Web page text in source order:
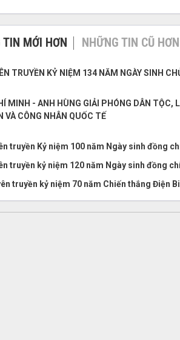
TIN MỚI HƠN NHỮNG TIN CŨ HƠN
TRUYỀN KỶ NIỆM 134 NĂM NGÀY SINH
MINH - ANH HÙNG GIẢI PHÓNG DÂN TỘC,
VÀ CÔNG NHÂN QUỐC TẾ
truyền Kỷ niệm 100 năm Ngày sinh đồng
truyền kỷ niệm 120 năm Ngày sinh đồng
truyền kỷ niệm 70 năm Chiến thắng Điện